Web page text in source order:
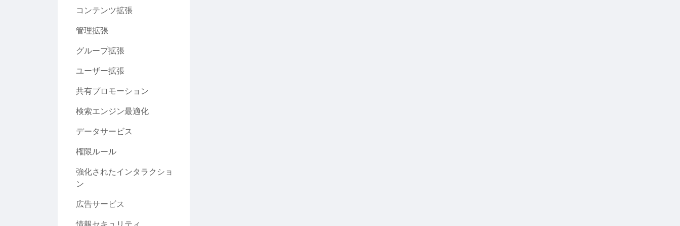
コンテンツ拡張
管理拡張
グループ拡張
ユーザー拡張
共有プロモーション
検索エンジン最適化
データサービス
権限ルール
強化されたインタラクショ
ン
広告サービス